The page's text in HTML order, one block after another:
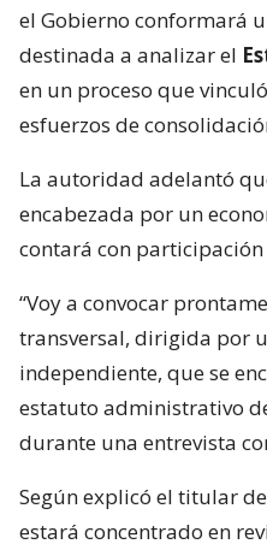
el Gobierno conformará
destinada a analizar el
en un proceso que
esfuerzos de
La autoridad adelantó
encabezada por un
contará con
“Voy a convocar
transversal, dirigida por
independiente, que se
estatuto administrativo
durante una entrevista
Según explicó el titular
estará concentrado en